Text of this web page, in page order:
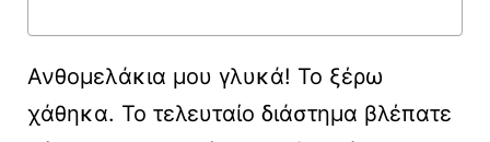
Ανθομελάκια μου γλυκά! Το ξέρω
χάθηκα. Το τελευταίο διάστημα βλέπατε